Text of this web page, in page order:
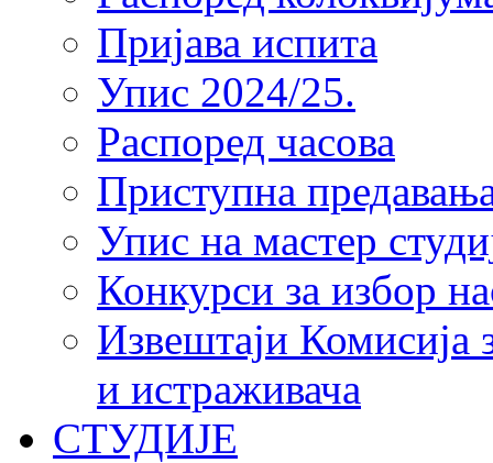
Пријава испита
Упис 2024/25.
Распоред часова
Приступна
Упис на мастер
Конкурси за избор
Извештаји Комисија
и истраживача
СТУДИЈЕ